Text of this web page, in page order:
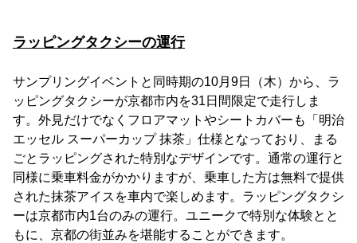
ラッピングタクシーの運行
サンプリングイベントと同時期の10月9日（木）から、ラ
ッピングタクシーが京都市内を31日間限定で走行しま
す。外見だけでなくフロアマットやシートカバーも「明治
エッセル スーパーカップ 抹茶」仕様となっており、まる
ごとラッピングされた特別なデザインです。通常の運行と
同様に乗車料金がかかりますが、乗車した方は無料で提供
された抹茶アイスを車内で楽しめます。ラッピングタクシ
ーは京都市内1台のみの運行。ユニークで特別な体験とと
もに、京都の街並みを堪能することができます。